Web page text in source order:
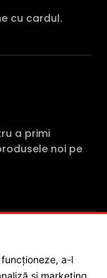
cu cardul.
a primi
noi pe
Str. Petrache
ne·Service produs
a-l
și marketing.